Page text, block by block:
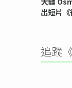
出短片《
追蹤